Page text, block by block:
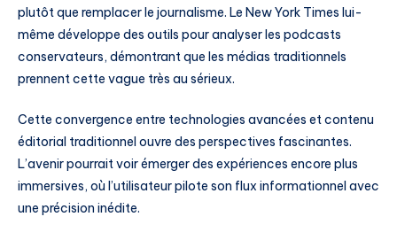
plutôt que remplacer le journalisme. Le New York Times lui-
même développe des outils pour analyser les podcasts
conservateurs, démontrant que les médias traditionnels
prennent cette vague très au sérieux.
Cette convergence entre technologies avancées et contenu
éditorial traditionnel ouvre des perspectives fascinantes.
L’avenir pourrait voir émerger des expériences encore plus
immersives, où l’utilisateur pilote son flux informationnel avec
une précision inédite.